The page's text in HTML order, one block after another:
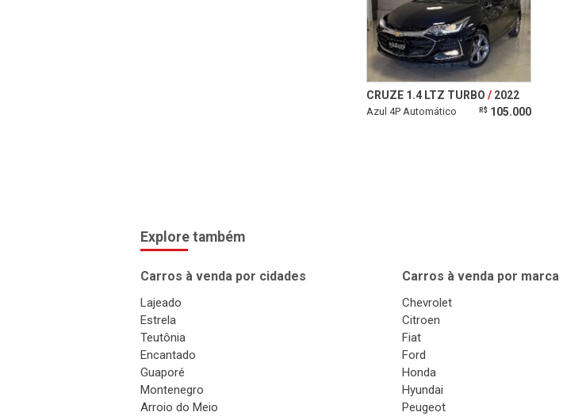
CRUZE 1.4 LTZ TURBO 2022
Azul 4P Automático R$ 105.000
Explore também
Carros à venda por cidades
Lajeado
Estrela
Teutônia
Encantado
Guaporé
Montenegro
Arroio do Meio
Carros à venda por marca
Chevrolet
Citroen
Fiat
Ford
Honda
Hyundai
Peugeot